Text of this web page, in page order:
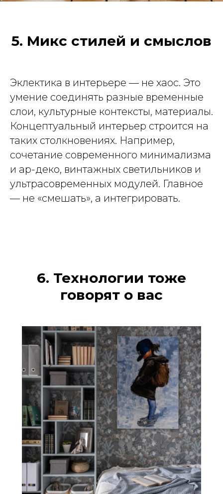
5. Микс стилей и смыслов
Эклектика в интерьере — не хаос. Это
умение соединять разные временные
слои, культурные контексты, материалы.
Концептуальный интерьер строится на
таких столкновениях. Например,
сочетание современного минимализма
и ар-деко, винтажных светильников и
ультрасовременных модулей. Главное
— не «смешать», а интегрировать.
6. Технологии тоже
говорят о вас